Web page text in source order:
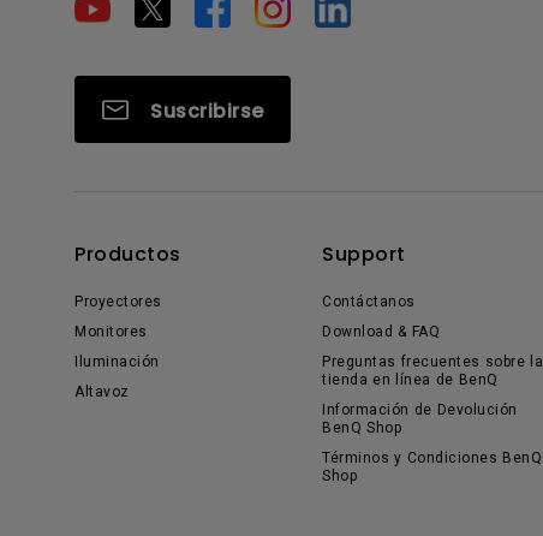
Suscribirse
Productos
Proyectores
Monitores
Iluminación
Altavoz
Support
Contáctanos
Download & FAQ
Preguntas frecuentes sobre la
tienda en línea de BenQ
Información de Devolución
BenQ Shop
Términos y Condiciones BenQ
Shop